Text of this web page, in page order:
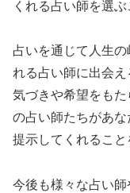
くれる占い師を選ぶ
占いを通じて人生
れる占い師に出会
気づきや希望をも
の占い師たちがあ
提示してくれること
今後も様々な占い